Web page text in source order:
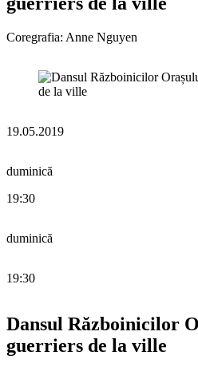
Coregrafia: Anne Nguyen
19.05.2019
duminică
19:30
duminică
19:30
Dansul Războinicilor
guerriers de la ville